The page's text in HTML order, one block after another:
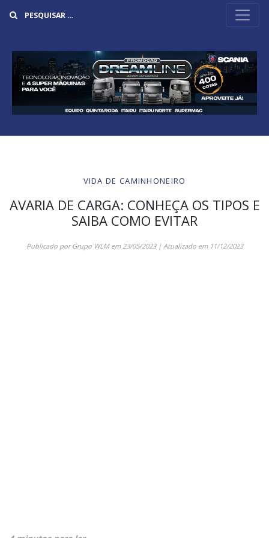
VIDA DE CAMINHONEIRO
AVARIA DE CARGA: CONHEÇA OS TIPOS E
SAIBA COMO EVITAR
Publicado porGrupo WLMem23/05/2023| Atualizado em 11/12/2023